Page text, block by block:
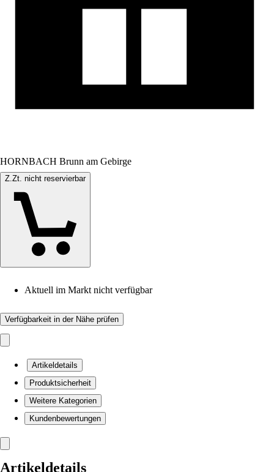
HORNBACH Brunn am Gebirge
Z.Zt. nicht reservierbar
Aktuell im Markt nicht verfügbar
Verfügbarkeit in der Nähe prüfen
Artikeldetails
Produktsicherheit
Weitere Kategorien
Kundenbewertungen
Artikeldetails